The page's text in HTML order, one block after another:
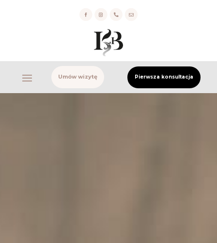
 
Umów wizytę Pierwsza konsultacja